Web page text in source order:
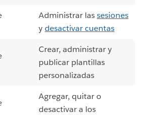
Administrar lassesiones
ydesactivar cuentas
Crear, administrar y
publicar plantillas
personalizadas
Agregar, quitar o
desactivar a los